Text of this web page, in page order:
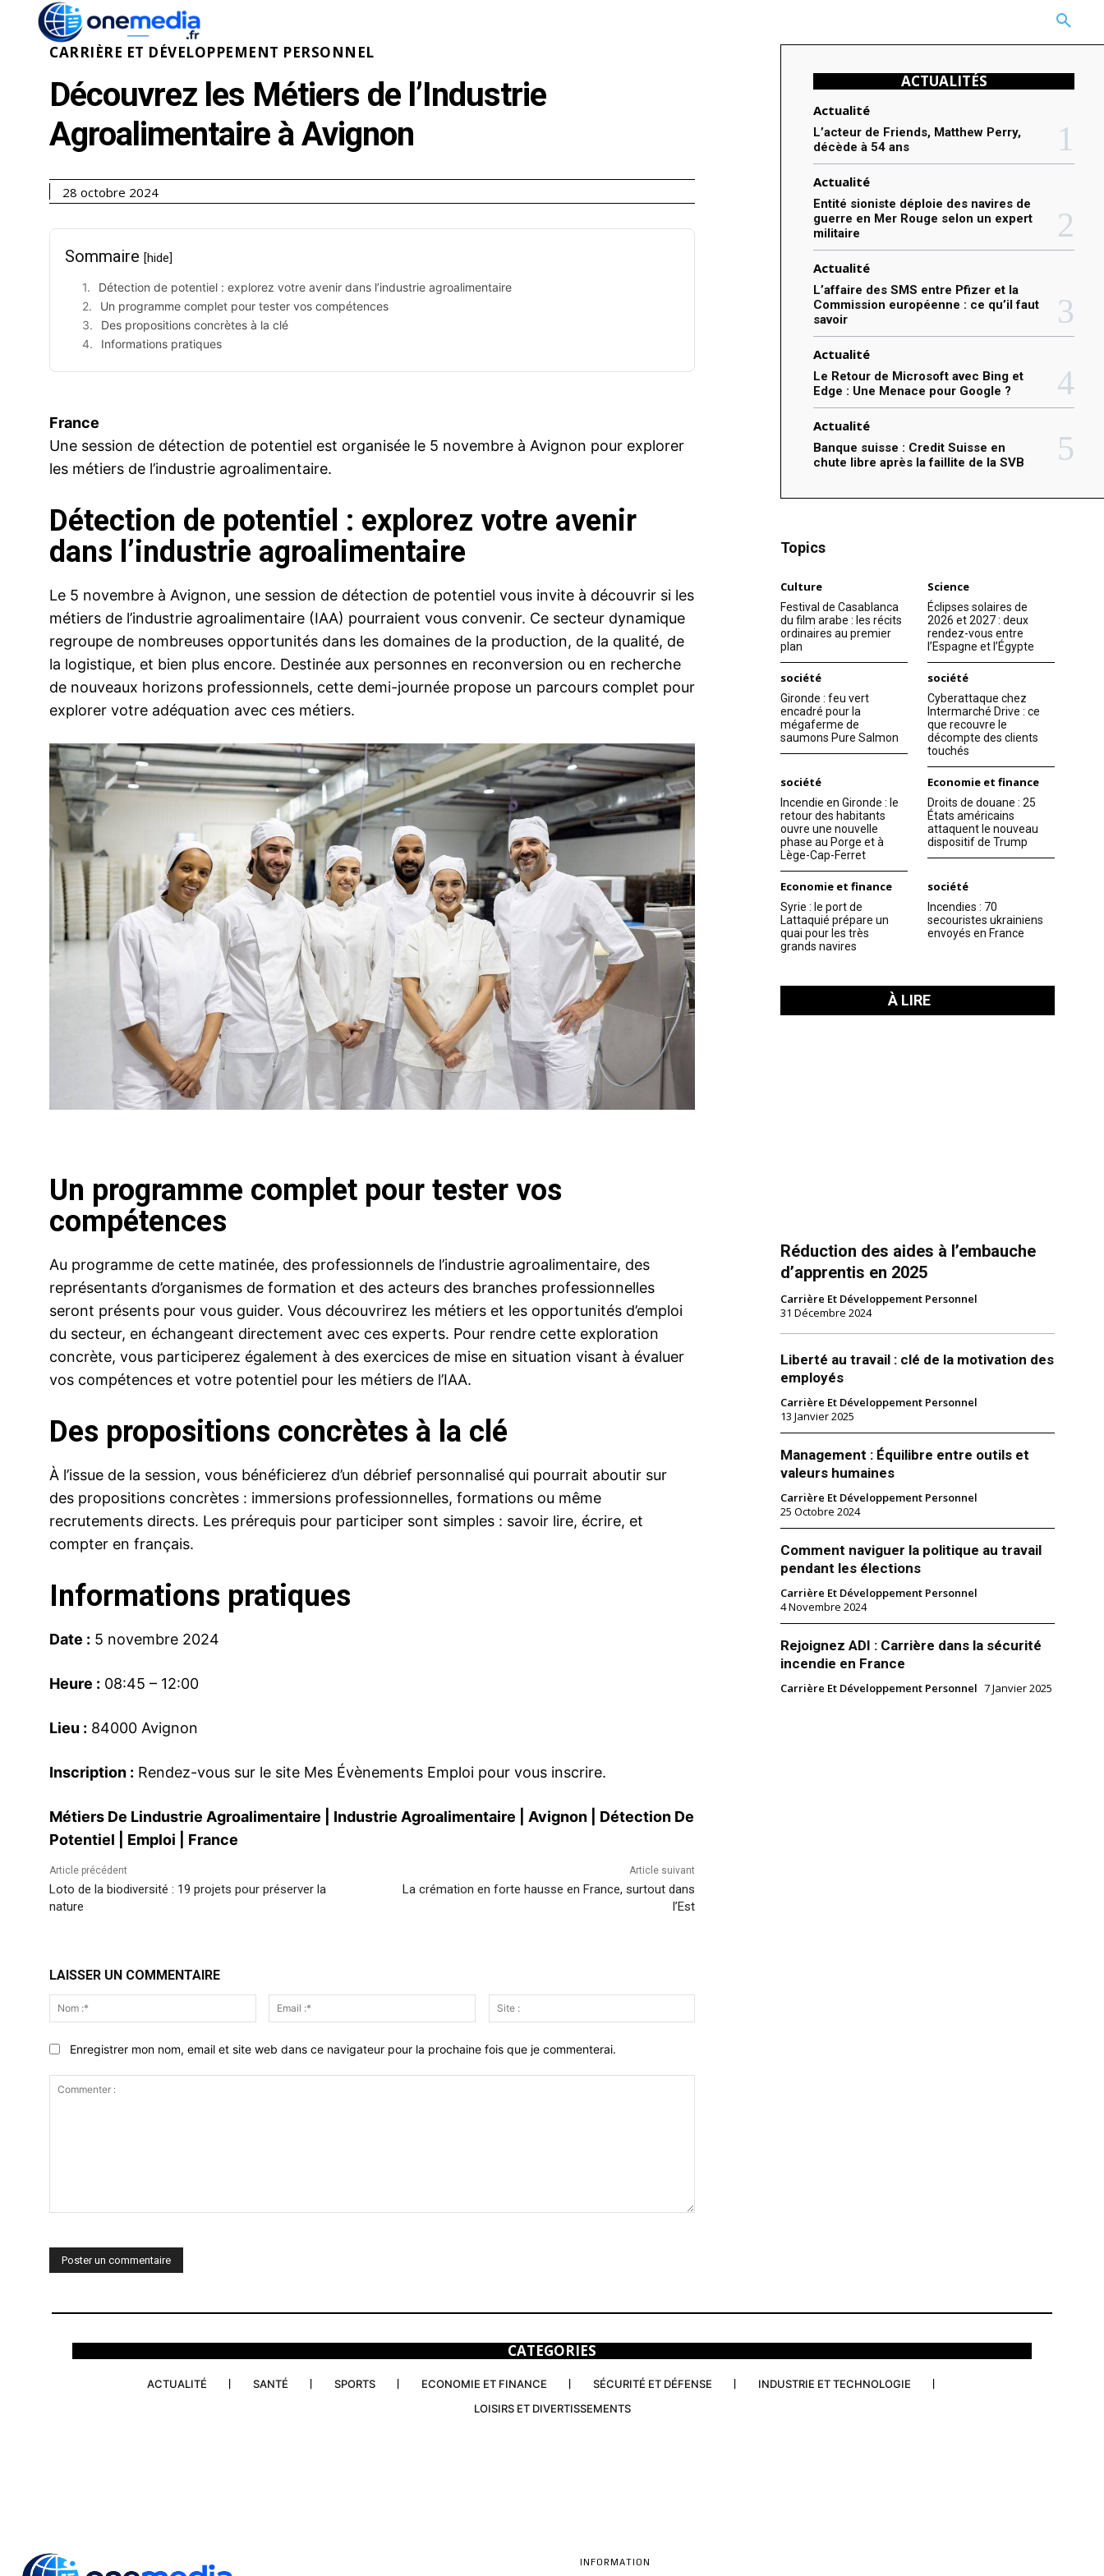
MORE
CARRIÈRE ET DÉVELOPPEMENT PERSONNEL
Découvrez les Métiers de l’Industrie
Agroalimentaire à Avignon
28 octobre 2024
Sommaire [hide]
Détection de potentiel : explorez votre avenir dans l’industrie agroalimentaire
Un programme complet pour tester vos compétences
Des propositions concrètes à la clé
Informations pratiques
France
Une session de détection de potentiel est organisée le 5 novembre à Avignon pour explorer
les métiers de l’industrie agroalimentaire.
Détection de potentiel : explorez votre avenir
dans l’industrie agroalimentaire
Le 5 novembre à Avignon, une session de détection de potentiel vous invite à découvrir si les
métiers de l’industrie agroalimentaire (IAA) pourraient vous convenir. Ce secteur dynamique
regroupe de nombreuses opportunités dans les domaines de la production, de la qualité, de
la logistique, et bien plus encore. Destinée aux personnes en reconversion ou en recherche
de nouveaux horizons professionnels, cette demi-journée propose un parcours complet pour
explorer votre adéquation avec ces métiers.
Un programme complet pour tester vos
compétences
Au programme de cette matinée, des professionnels de l’industrie agroalimentaire, des
représentants d’organismes de formation et des acteurs des branches professionnelles
seront présents pour vous guider. Vous découvrirez les métiers et les opportunités d’emploi
du secteur, en échangeant directement avec ces experts. Pour rendre cette exploration
concrète, vous participerez également à des exercices de mise en situation visant à évaluer
vos compétences et votre potentiel pour les métiers de l’IAA.
Des propositions concrètes à la clé
À l’issue de la session, vous bénéficierez d’un débrief personnalisé qui pourrait aboutir sur
des propositions concrètes : immersions professionnelles, formations ou même
recrutements directs. Les prérequis pour participer sont simples : savoir lire, écrire, et
compter en français.
Informations pratiques
Date : 5 novembre 2024
Heure : 08:45 – 12:00
Lieu : 84000 Avignon
Inscription : Rendez-vous sur le site Mes Évènements Emploi pour vous inscrire.
Métiers De Lindustrie Agroalimentaire Industrie Agroalimentaire Avignon
Détection De
Potentiel
Emploi France
Article précédent
Loto de la biodiversité : 19 projets pour préserver la
nature
Article suivant
La crémation en forte hausse en France, surtout dans
l’Est
LAISSER UN COMMENTAIRE
Nom
:*
Email
:*
:
Enregistrer mon nom, email et site web dans ce navigateur pour la prochaine fois que je commenterai.
ACTUALITÉS
Actualité
L’acteur de Friends, Matthew Perry,
décède à 54 ans
Actualité
Entité sioniste déploie des navires de
guerre en Mer Rouge selon un expert
militaire
Actualité
L’affaire des SMS entre Pfizer et la
Commission européenne : ce qu’il faut
savoir
Actualité
Le Retour de Microsoft avec Bing et
Edge : Une Menace pour Google ?
Actualité
Banque suisse : Credit Suisse en
chute libre après la faillite de la SVB
Topics
Culture
Festival de Casablanca
du film arabe : les récits
ordinaires au premier
plan
Science
Éclipses solaires de
2026 et 2027 : deux
rendez-vous entre
l’Espagne et l’Égypte
société
Gironde : feu vert
encadré pour la
mégaferme de
saumons Pure Salmon
société
Cyberattaque chez
Intermarché Drive : ce
que recouvre le
décompte des clients
touchés
société
Incendie en Gironde : le
retour des habitants
ouvre une nouvelle
phase au Porge et à
Lège-Cap-Ferret
Economie et finance
Droits de douane : 25
États américains
attaquent le nouveau
dispositif de Trump
Economie et finance
Syrie : le port de
Lattaquié prépare un
quai pour les très
grands navires
société
Incendies : 70
secouristes ukrainiens
envoyés en France
À LIRE
Réduction des aides à l’embauche
d’apprentis en 2025
Carrière Et Développement Personnel
31 Décembre 2024
Liberté au travail : clé de la motivation des
employés
Carrière Et Développement Personnel
13 Janvier 2025
Management : Équilibre entre outils et
valeurs humaines
Carrière Et Développement Personnel
25 Octobre 2024
Comment naviguer la politique au travail
pendant les élections
Carrière Et Développement Personnel
4 Novembre 2024
Rejoignez ADI : Carrière dans la sécurité
incendie en France
Carrière Et Développement Personnel 7 Janvier 2025
CATEGORIES
ACTUALITÉ SANTÉ SPORTS ECONOMIE ET FINANCE SÉCURITÉ ET DÉFENSE
INDUSTRIE ET TECHNOLOGIE
LOISIRS ET DIVERTISSEMENTS
INFORMATION